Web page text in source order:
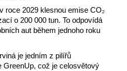
roce 2029 klesnou emise CO₂
o 200 000 tun. To odpovídá
aut během jednoho roku
je jedním z pilířů
GreenUp, což je celosvětový